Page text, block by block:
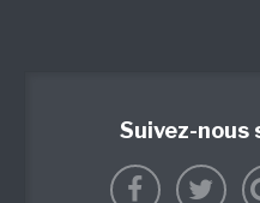
Suivez-nous